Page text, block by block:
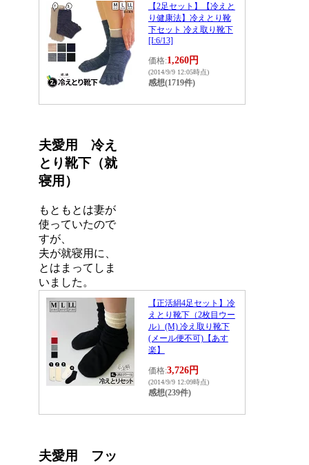
【2足セット】【冷えと
り健康法】冷えとり靴
下セット 冷え取り靴下
[I:6/13]
価格:1,260円
(2014/9/9 12:05時点)
感想(1719件)
夫愛用 冷え
とり靴下（就
寝用）
もともとは妻が
使っていたので
すが、
夫が就寝用に、
とはまってしま
いました。
【正活絹4足セット】冷
えとり靴下（2枚目ウー
ル）(M) 冷え取り靴下
(メール便不可)【あす
楽】
価格:3,726円
(2014/9/9 12:09時点)
感想(239件)
夫愛用 フッ